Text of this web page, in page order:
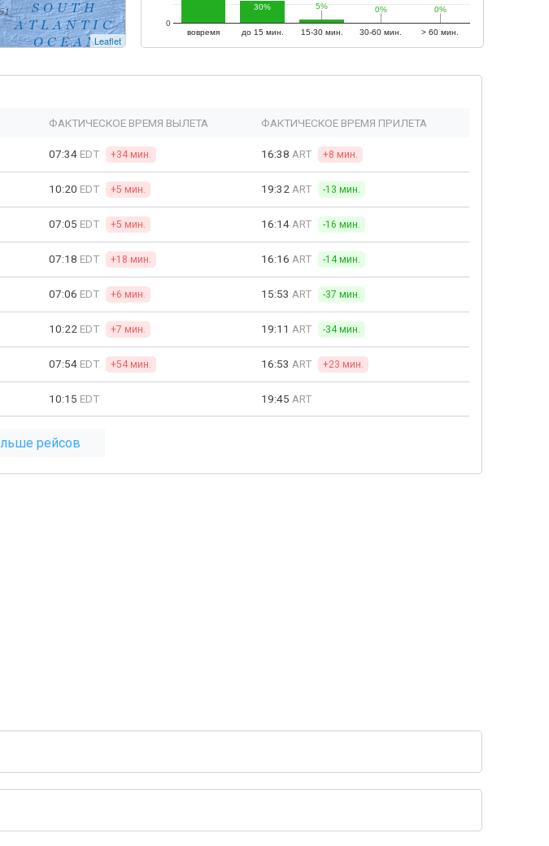
Leaflet
вовремя до 15 мин. 15-30 мин. 30-60 мин. > 60 мин.
0
30% 5%
5% 0%
0% 0%
0%
ФАКТИЧЕСКОЕ ВРЕМЯ ВЫЛЕТА ФАКТИЧЕСКОЕ ВРЕМЯ ПРИЛЕТА
07:34 EDT +34 мин. 16:38 ART +8 мин.
10:20 EDT +5 мин. 19:32 ART -13 мин.
07:05 EDT +5 мин. 16:14 ART -16 мин.
07:18 EDT +18 мин. 16:16 ART -14 мин.
07:06 EDT +6 мин. 15:53 ART -37 мин.
10:22 EDT +7 мин. 19:11 ART -34 мин.
07:54 EDT +54 мин. 16:53 ART +23 мин.
10:15 EDT 19:45 ART
рейсов